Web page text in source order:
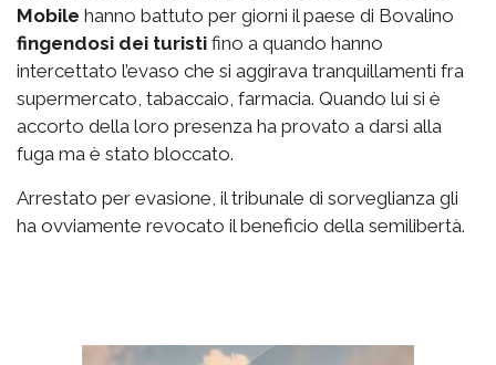
Mobile hanno battuto per giorni il paese di Bovalino
fingendosi dei turisti fino a quando hanno
intercettato l’evaso che si aggirava tranquillamenti fra
supermercato, tabaccaio, farmacia. Quando lui si è
accorto della loro presenza ha provato a darsi alla
fuga ma è stato bloccato.
Arrestato per evasione, il tribunale di sorveglianza gli
ha ovviamente revocato il beneficio della semilibertà.